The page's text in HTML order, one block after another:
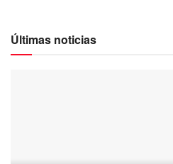
Últimas noticias